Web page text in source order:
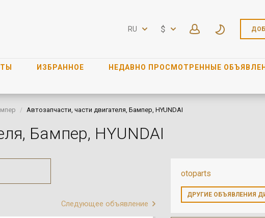
RU $
ИЗБРАННОЕ НЕДАВНО ПРОСМОТРЕННЫЕ
Автозапчасти, части двигателя, Бампер, HYUNDAI
Бампер, HYUNDAI
otoparts
ДРУГИЕ ОБЪЯВЛЕНИЯ
Следующее объявление